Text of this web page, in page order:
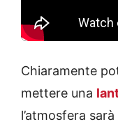
Chiaramente
mettere una
l’atmosfera